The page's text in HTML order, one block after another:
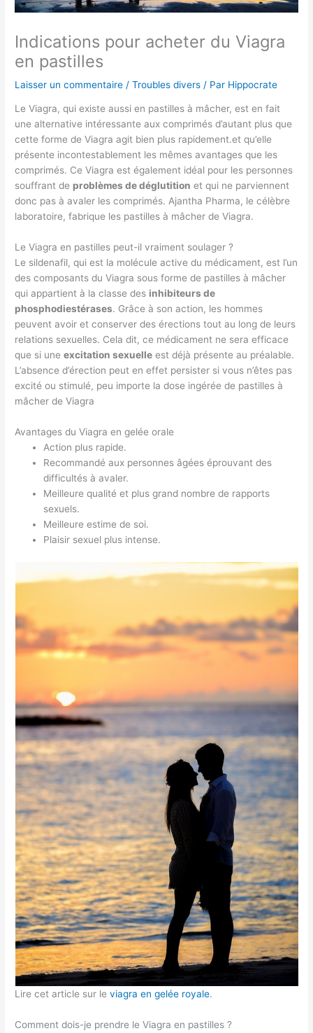
Indications pour acheter du Viagra
en pastilles
Laisser un commentaire /Troubles divers / Par Hippocrate
Le Viagra, qui existe aussi en pastilles à mâcher, est en fait
une alternative intéressante aux comprimés d’autant plus que
cette forme de Viagra agit bien plus rapidement.et qu’elle
présente incontestablement les mêmes avantages que les
comprimés. Ce Viagra est également idéal pour les personnes
souffrant de problèmes de déglutition et qui ne parviennent
donc pas à avaler les comprimés. Ajantha Pharma, le célèbre
laboratoire, fabrique les pastilles à mâcher de Viagra.
Le Viagra en pastilles peut-il vraiment soulager ?
Le sildenafil, qui est la molécule active du médicament, est l’un
des composants du Viagra sous forme de pastilles à mâcher
qui appartient à la classe des inhibiteurs de
phosphodiestérases. Grâce à son action, les hommes
peuvent avoir et conserver des érections tout au long de leurs
relations sexuelles. Cela dit, ce médicament ne sera efficace
que si uneexcitation sexuelle est déjà présente au préalable.
L’absence d’érection peut en effet persister si vous n’êtes pas
excité ou stimulé, peu importe la dose ingérée de pastilles à
mâcher de Viagra
Avantages du Viagra en gelée orale
Action plus rapide.
Recommandé aux personnes âgées éprouvant des
difficultés à avaler.
Meilleure qualité et plus grand nombre de rapports
sexuels.
Meilleure estime de soi.
Plaisir sexuel plus intense.
Lire cet article sur leviagra en gelée royale.
Comment dois-je prendre le Viagra en pastilles ?